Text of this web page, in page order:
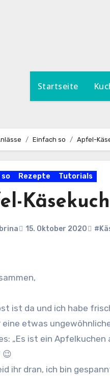
Startseite
Einfach so Apfel-
so Rezepte Tutorials
15. Oktober 2020
ist da und ich habe
etwas
„Es ist ein
😉
ihr dran, ich bin